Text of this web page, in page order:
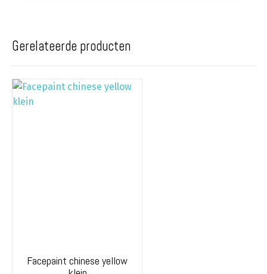
Gerelateerde producten
Facepaint chinese yellow